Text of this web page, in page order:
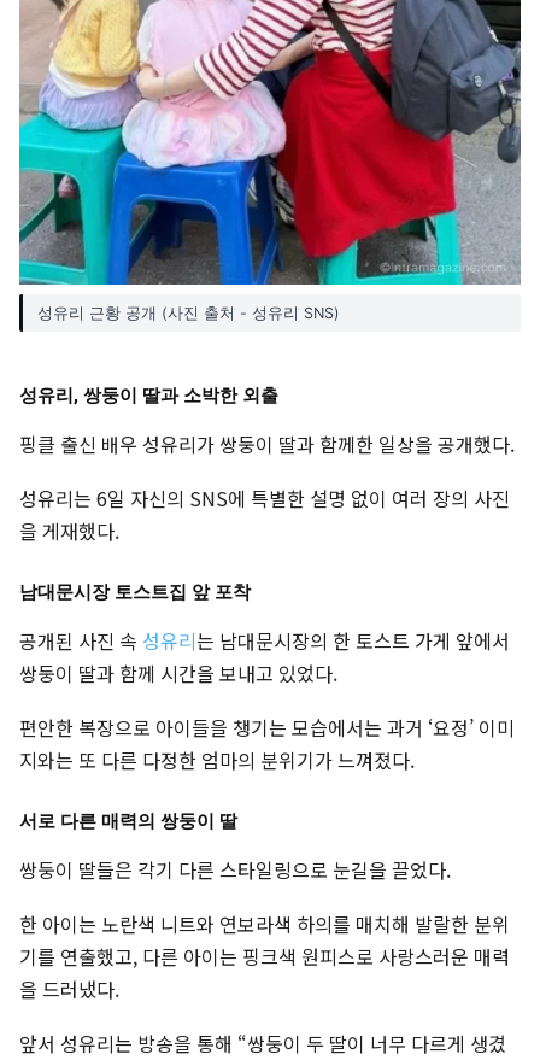
성유리 근황 공개 (사진 출처 - 성유리 SNS)
성유리, 쌍둥이 딸과 소박한 외출
핑클 출신 배우 성유리가 쌍둥이 딸과 함께한 일상을 공개했다.
성유리는 6일 자신의 SNS에 특별한 설명 없이 여러 장의 사진
을 게재했다.
남대문시장 토스트집 앞 포착
공개된 사진 속 성유리는 남대문시장의 한 토스트 가게 앞에서
쌍둥이 딸과 함께 시간을 보내고 있었다.
편안한 복장으로 아이들을 챙기는 모습에서는 과거 ‘요정’ 이미
지와는 또 다른 다정한 엄마의 분위기가 느껴졌다.
서로 다른 매력의 쌍둥이 딸
쌍둥이 딸들은 각기 다른 스타일링으로 눈길을 끌었다.
한 아이는 노란색 니트와 연보라색 하의를 매치해 발랄한 분위
기를 연출했고, 다른 아이는 핑크색 원피스로 사랑스러운 매력
을 드러냈다.
앞서 성유리는 방송을 통해 “쌍둥이 두 딸이 너무 다르게 생겼